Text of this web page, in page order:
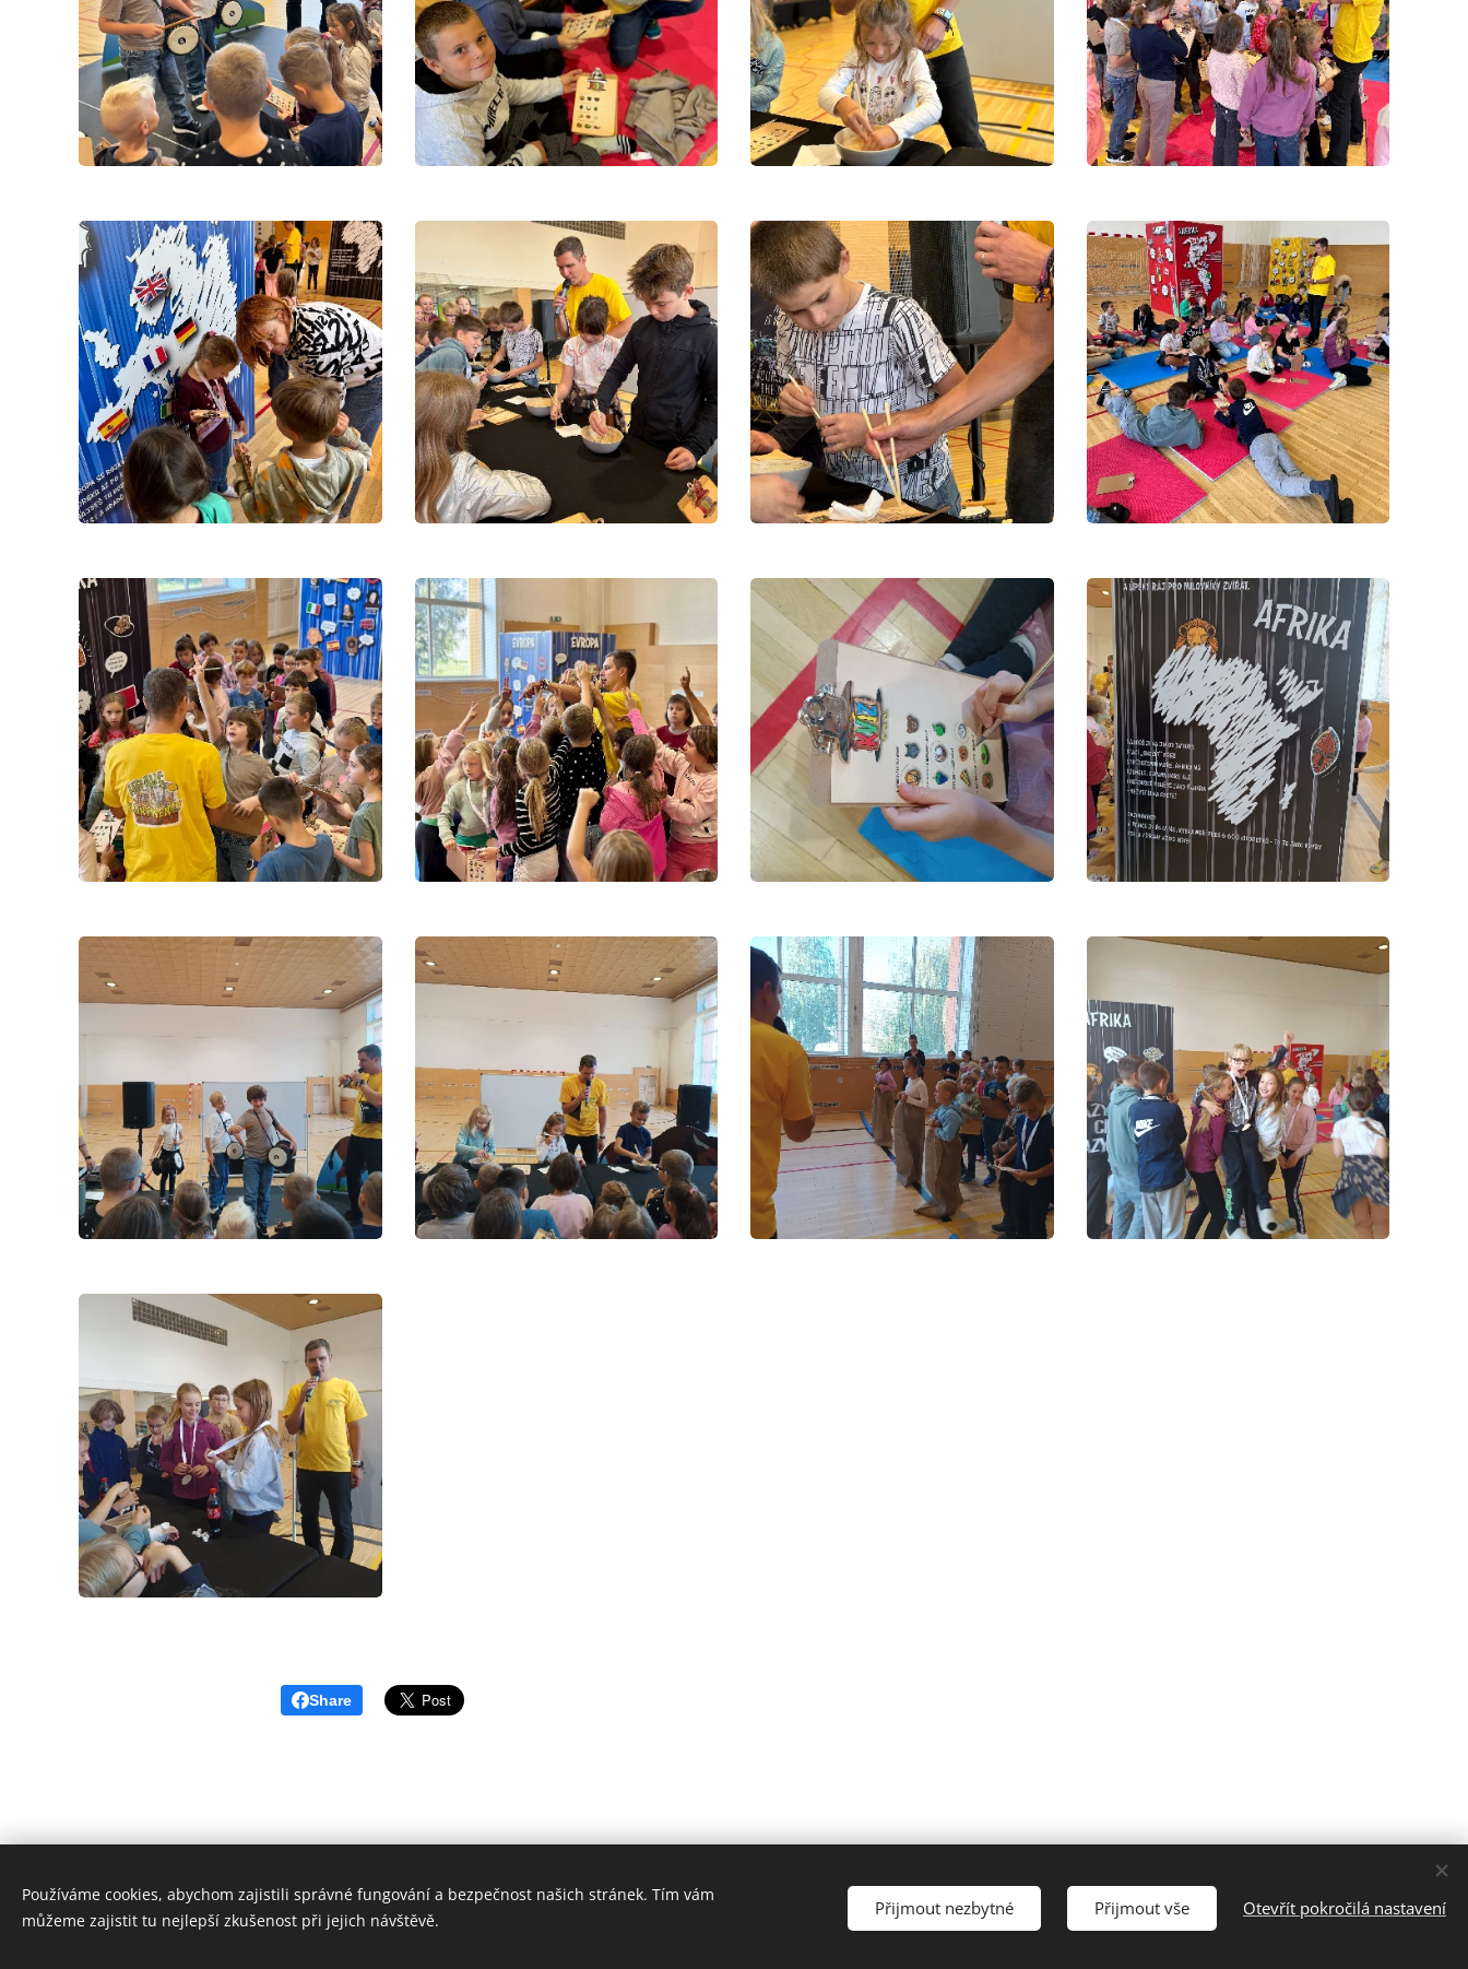
Share
© 2024 Základní škola a Mateřská škola Uherský Brod-Havřice, příspěvková organizace | Všechna práva vyhrazena.
Používáme cookies, abychom zajistili správné fungování a bezpečnost našich stránek. Tím vám
můžeme zajistit tu nejlepší zkušenost při jejich návštěvě.
Přijmout nezbytné Přijmout vše Otevřít pokročilá nastavení